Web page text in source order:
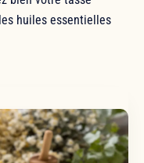
huiles essentielles